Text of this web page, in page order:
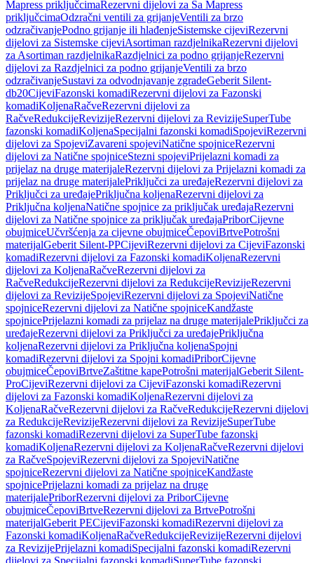
Mapress priključcimaRezervni dijelovi za Sa Mapress
priključcimaOdzračni ventili za grijanjeVentili za brzo
odzračivanjePodno grijanje ili hlađenjeSistemske cijeviRezervni
dijelovi za Sistemske cijeviAsortiman razdjelnikaRezervni dijelovi
za Asortiman razdjelnikaRazdjelnici za podno grijanjeRezervni
dijelovi za Razdjelnici za podno grijanjeVentili za brzo
odzračivanjeSustavi za odvodnjavanje zgradeGeberit Silent-
db20CijeviFazonski komadiRezervni dijelovi za Fazonski
komadiKoljenaRačveRezervni dijelovi za
RačveRedukcijeRevizijeRezervni dijelovi za RevizijeSuperTube
fazonski komadiKoljenaSpecijalni fazonski komadiSpojeviRezervni
dijelovi za SpojeviZavareni spojeviNatične spojniceRezervni
dijelovi za Natične spojniceStezni spojeviPrijelazni komadi za
prijelaz na druge materijaleRezervni dijelovi za Prijelazni komadi za
prijelaz na druge materijalePriključci za uređajeRezervni dijelovi za
Priključci za uređajePriključna koljenaRezervni dijelovi za
Priključna koljenaNatične spojnice za priključak uređajaRezervni
dijelovi za Natične spojnice za priključak uređajaPriborCijevne
obujmiceUčvršćenja za cijevne obujmiceČepoviBrtvePotrošni
materijalGeberit Silent-PPCijeviRezervni dijelovi za CijeviFazonski
komadiRezervni dijelovi za Fazonski komadiKoljenaRezervni
dijelovi za KoljenaRačveRezervni dijelovi za
RačveRedukcijeRezervni dijelovi za RedukcijeRevizijeRezervni
dijelovi za RevizijeSpojeviRezervni dijelovi za SpojeviNatične
spojniceRezervni dijelovi za Natične spojniceKandžaste
spojnicePrijelazni komadi za prijelaz na druge materijalePriključci za
uređajeRezervni dijelovi za Priključci za uređajePriključna
koljenaRezervni dijelovi za Priključna koljenaSpojni
komadiRezervni dijelovi za Spojni komadiPriborCijevne
obujmiceČepoviBrtveZaštitne kapePotrošni materijalGeberit Silent-
ProCijeviRezervni dijelovi za CijeviFazonski komadiRezervni
dijelovi za Fazonski komadiKoljenaRezervni dijelovi za
KoljenaRačveRezervni dijelovi za RačveRedukcijeRezervni dijelovi
za RedukcijeRevizijeRezervni dijelovi za RevizijeSuperTube
fazonski komadiRezervni dijelovi za SuperTube fazonski
komadiKoljenaRezervni dijelovi za KoljenaRačveRezervni dijelovi
za RačveSpojeviRezervni dijelovi za SpojeviNatične
spojniceRezervni dijelovi za Natične spojniceKandžaste
spojnicePrijelazni komadi za prijelaz na druge
materijalePriborRezervni dijelovi za PriborCijevne
obujmiceČepoviBrtveRezervni dijelovi za BrtvePotrošni
materijalGeberit PECijeviFazonski komadiRezervni dijelovi za
Fazonski komadiKoljenaRačveRedukcijeRevizijeRezervni dijelovi
za RevizijePrijelazni komadiSpecijalni fazonski komadiRezervni
dijelovi za Specijalni fazonski komadiSuperTube fazonski